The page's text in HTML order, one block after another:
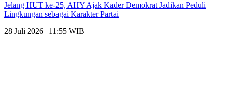
Jelang HUT ke-25, AHY Ajak Kader Demokrat Jadikan Peduli
Lingkungan sebagai Karakter Partai
28 Juli 2026 | 11:55 WIB